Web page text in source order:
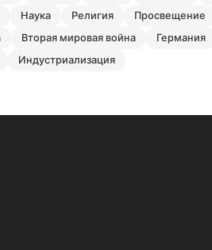
наука религия
просвещение
вторая мировая война германия
индустриализация